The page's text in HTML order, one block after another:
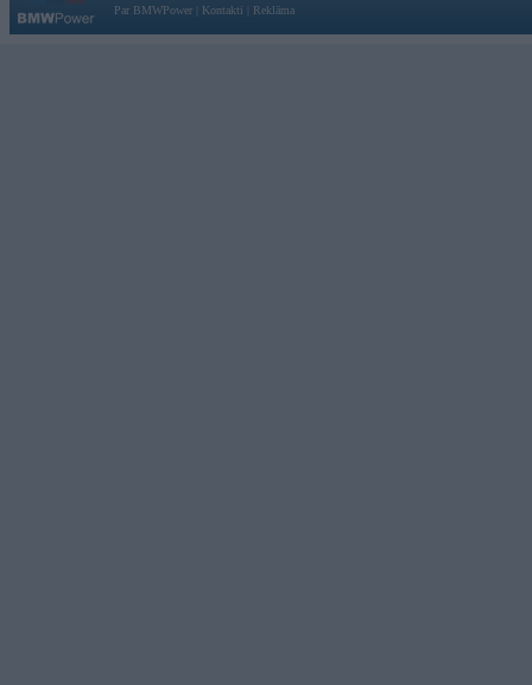
Par BMWPower
Kontakti Reklāma